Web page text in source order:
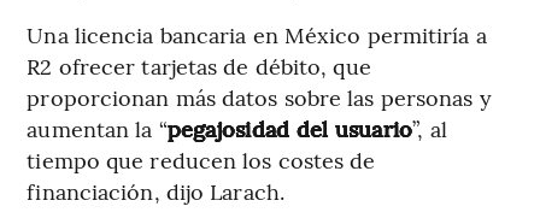
Una licencia bancaria en México permitiría a
R2 ofrecer tarjetas de débito, que
proporcionan más datos sobre las personas y
aumentan la “pegajosidad del usuario”, al
tiempo que reducen los costes de
financiación, dijo Larach.